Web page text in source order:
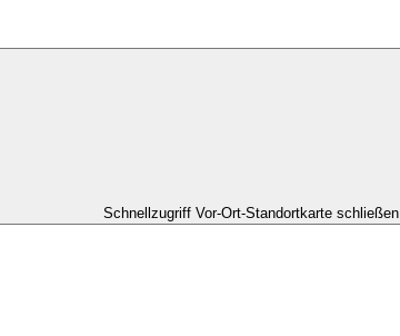
Schnellzugriff Vor-Ort-Standortkarte schließen